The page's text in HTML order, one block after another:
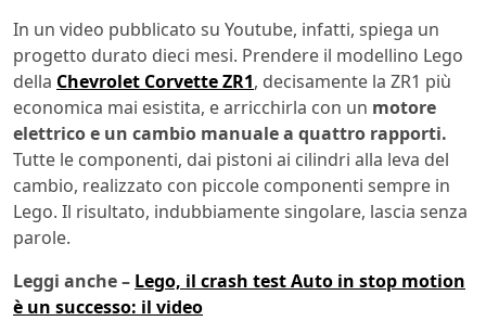
In un video pubblicato su Youtube, infatti, spiega un
progetto durato dieci mesi. Prendere il modellino Lego
della Chevrolet Corvette ZR1, decisamente la ZR1 più
economica mai esistita, e arricchirla con un motore
elettrico e un cambio manuale a quattro rapporti.
Tutte le componenti, dai pistoni ai cilindri alla leva del
cambio, realizzato con piccole componenti sempre in
Lego. Il risultato, indubbiamente singolare, lascia senza
parole.
Leggi anche – Lego, il crash test Auto in stop motion
è un successo: il video